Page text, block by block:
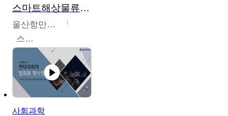
스마트해상물류관리사 교육과정2
울산항만공사
스마트해상물류관리사 교육위원회
사회과학